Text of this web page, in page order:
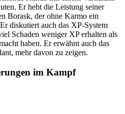
Er hebt die Leistung seiner
Borask, der ohne Karmo ein
diskutiert auch das XP-System
Schaden weniger XP erhalten als
haben. Er erwähnt auch das
mehr davon zu zeigen.
im Kampf